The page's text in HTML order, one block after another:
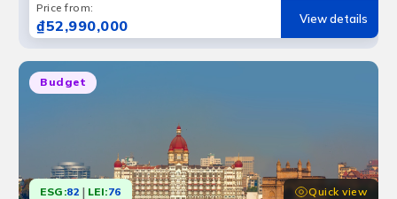
Price from:
₫52,990,000 View details
Budget
ESG:82 | LEI:76 Quick view